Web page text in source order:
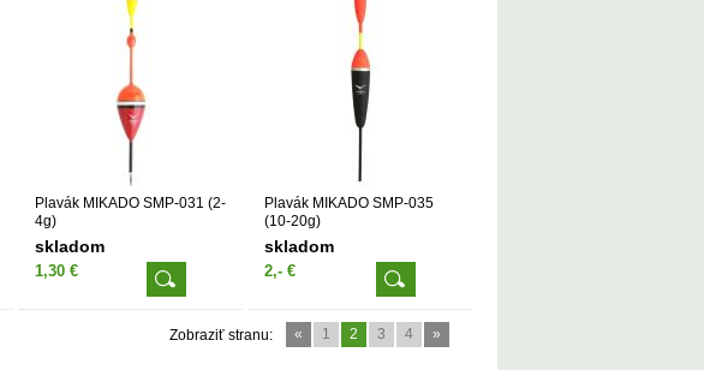
Plavák MIKADO SMP-031 (2-
4g)
skladom
1,30 €
Plavák MIKADO SMP-035
(10-20g)
skladom
2,- €
Zobraziť stranu: « 1 2 3 4 »